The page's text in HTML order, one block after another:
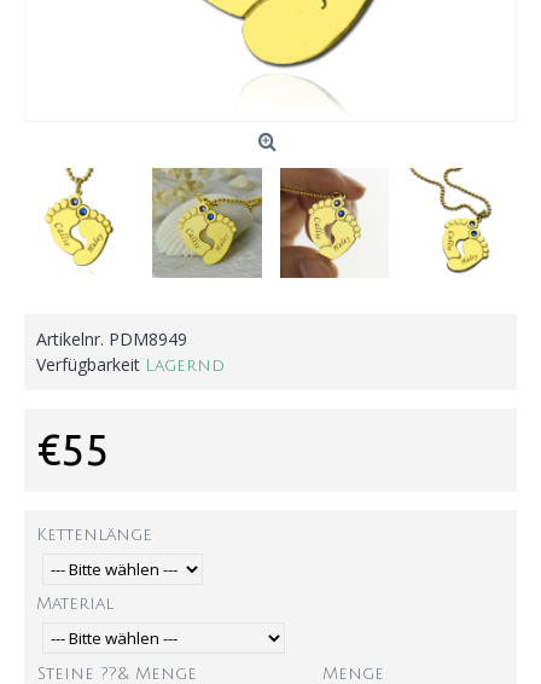
Artikelnr. PDM8949
Verfügbarkeit
Lagernd
€55
Kettenlänge
Material
Steine ??& Menge Menge